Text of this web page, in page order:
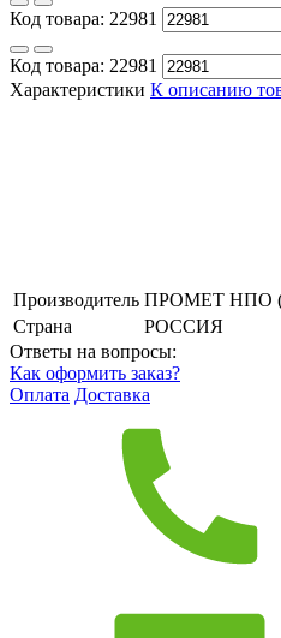
Код товара: 22981
Код товара: 22981
Характеристики К описанию
Производитель ПРОМЕТ НПО
Страна
РОССИЯ
Ответы на вопросы:
Как оформить заказ?
Оплата Доставка